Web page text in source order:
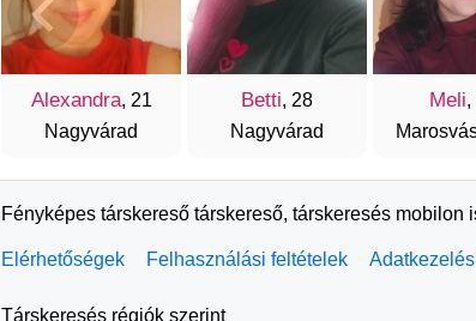
Alexandra, 21
Nagyvárad
Betti, 28
Nagyvárad
Meli,
Fényképes társkereső társkereső, társkeresés mobilon
Elérhetőségek Felhasználási feltételek
Társkeresés régiók szerint